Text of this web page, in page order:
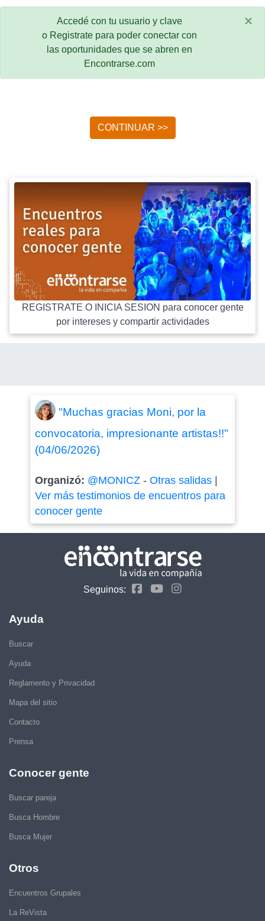
Accedé con tu usuario y clave
o Registrate para poder conectar con
las oportunidades que se abren en
Encontrarse.com
×
CONTINUAR >>
REGISTRATE O INICIA SESION para conocer gente
por intereses y compartir actividades
"Muchas gracias Moni, por la
convocatoria, impresionante artistas!!"
(04/06/2026)
Organizó: @MONICZ- Otras salidas|
Ver más testimonios de encuentros para
conocer gente
Seguinos:
Ayuda
Buscar
Ayuda
Reglamento y Privacidad
Mapa del sitio
Contacto
Prensa
Conocer gente
Buscar pareja
Busca Hombre
Busca Mujer
Otros
Encuentros Grupales
La ReVista